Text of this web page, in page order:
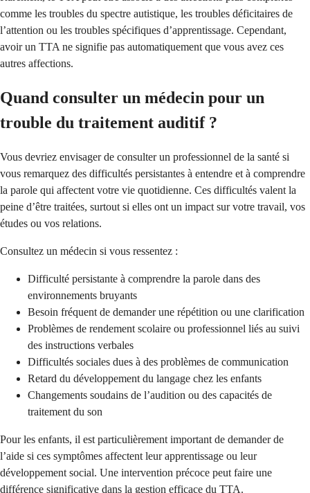
comme les troubles du spectre autistique, les troubles déficitaires de
l’attention ou les troubles spécifiques d’apprentissage. Cependant,
avoir un TTA ne signifie pas automatiquement que vous avez ces
autres affections.
Quand consulter un médecin pour un
trouble du traitement auditif ?
Vous devriez envisager de consulter un professionnel de la santé si
vous remarquez des difficultés persistantes à entendre et à comprendre
la parole qui affectent votre vie quotidienne. Ces difficultés valent la
peine d’être traitées, surtout si elles ont un impact sur votre travail, vos
études ou vos relations.
Consultez un médecin si vous ressentez :
Difficulté persistante à comprendre la parole dans des
environnements bruyants
Besoin fréquent de demander une répétition ou une clarification
Problèmes de rendement scolaire ou professionnel liés au suivi
des instructions verbales
Difficultés sociales dues à des problèmes de communication
Retard du développement du langage chez les enfants
Changements soudains de l’audition ou des capacités de
traitement du son
Pour les enfants, il est particulièrement important de demander de
l’aide si ces symptômes affectent leur apprentissage ou leur
développement social. Une intervention précoce peut faire une
différence significative dans la gestion efficace du TTA.